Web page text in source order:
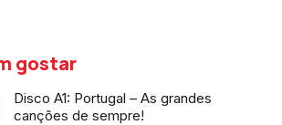
gostar
Disco A1: Portugal – As grandes
canções de sempre!